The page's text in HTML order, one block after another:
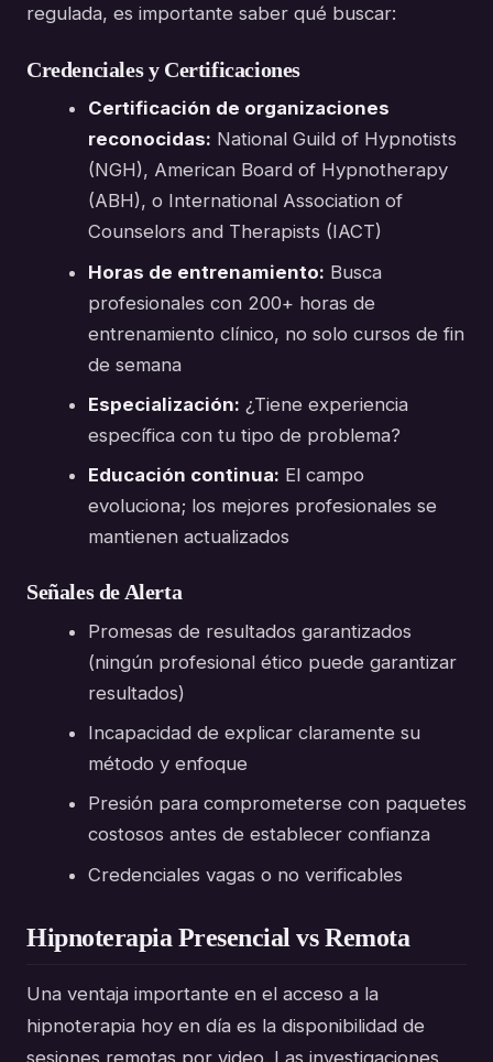
regulada, es importante saber qué buscar:
Credenciales y Certificaciones
Certificación de organizaciones
reconocidas: National Guild of Hypnotists
(NGH), American Board of Hypnotherapy
(ABH), o International Association of
Counselors and Therapists (IACT)
Horas de entrenamiento: Busca
profesionales con 200+ horas de
entrenamiento clínico, no solo cursos de fin
de semana
Especialización: ¿Tiene experiencia
específica con tu tipo de problema?
Educación continua: El campo
evoluciona; los mejores profesionales se
mantienen actualizados
Señales de Alerta
Promesas de resultados garantizados
(ningún profesional ético puede garantizar
resultados)
Incapacidad de explicar claramente su
método y enfoque
Presión para comprometerse con paquetes
costosos antes de establecer confianza
Credenciales vagas o no verificables
Hipnoterapia Presencial vs Remota
Una ventaja importante en el acceso a la
hipnoterapia hoy en día es la disponibilidad de